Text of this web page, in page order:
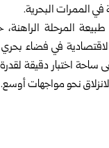
في الممرات البحرية.
المرحلة الراهنة،
والاقتصادية في فضاء
ساحة اختبار دقيقة
نحو مواجهات أوسع.